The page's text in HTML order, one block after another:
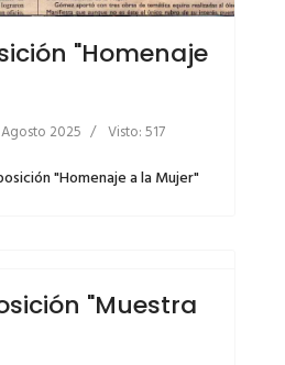
"Homenaje
2025 Visto: 517
"Homenaje a la Mujer"
"Muestra